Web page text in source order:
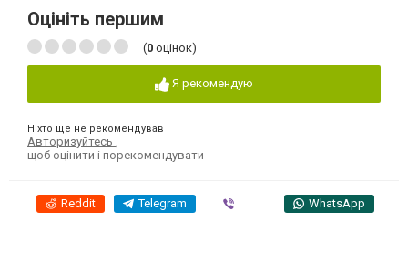
Оцініть першим
(0 оцінок)
Я рекомендую
Ніхто ще не рекомендував
Авторизуйтесь
щоб оцінити і порекомендувати
Reddit Telegram WhatsApp